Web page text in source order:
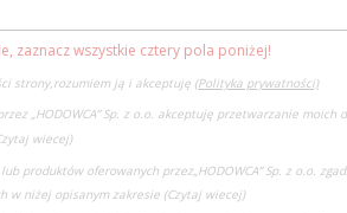
zaznacz wszystkie cztery pola poniżej!
strony,rozumiem ją i akceptuję (Polityka prywatności)
„HODOWCA” Sp. z o.o. akceptuję przetwarzanie moich
wiecej)
produktów oferowanych przez„HODOWCA” Sp. z o.o.
w niżej opisanym zakresie (Czytaj wiecej)